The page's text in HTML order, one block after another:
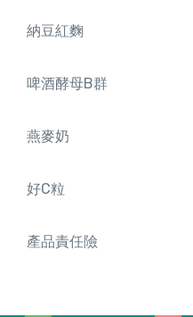
納豆紅麴
啤酒酵母B群
燕麥奶
好C粒
產品責任險